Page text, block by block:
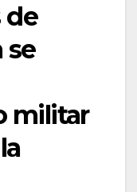
de
se
militar